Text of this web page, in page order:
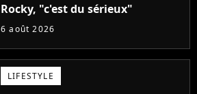
Rocky, "c'est du sérieux"
6 août 2026
LIFESTYLE